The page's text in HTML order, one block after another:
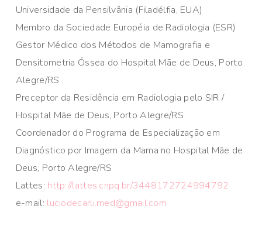
Universidade da Pensilvânia (Filadélfia, EUA)
Membro da Sociedade Européia de Radiologia (ESR)
Gestor Médico dos Métodos de Mamografia e
Densitometria Óssea do Hospital Mãe de Deus, Porto
Alegre/RS
Preceptor da Residência em Radiologia pelo SIR /
Hospital Mãe de Deus, Porto Alegre/RS
Coordenador do Programa de Especialização em
Diagnóstico por Imagem da Mama no Hospital Mãe de
Deus, Porto Alegre/RS
Lattes: http://lattes.cnpq.br/3448172724994792
e-mail: luciodecarli.med@gmail.com